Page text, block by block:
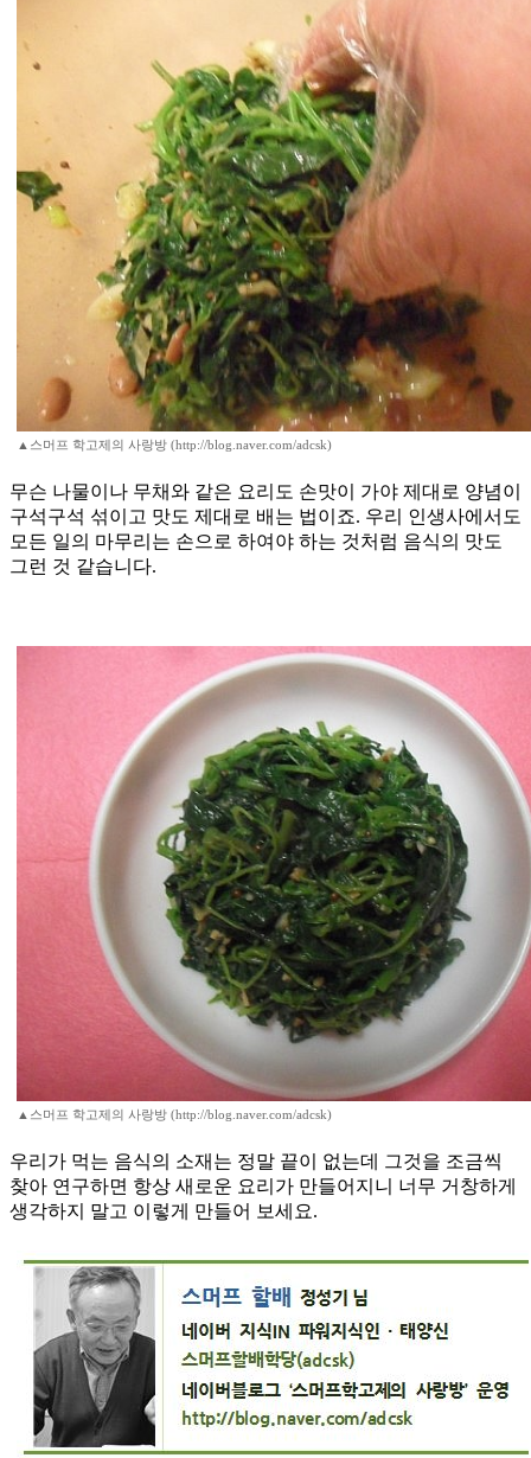
▲스머프 학고제의 사랑방 (http://blog.naver.com/adcsk)
무슨 나물이나 무채와 같은 요리도 손맛이 가야 제대로 양념이
구석구석 섞이고 맛도 제대로 배는 법이죠. 우리 인생사에서도
모든 일의 마무리는 손으로 하여야 하는 것처럼 음식의 맛도
그런 것 같습니다.
▲스머프 학고제의 사랑방 (http://blog.naver.com/adcsk)
우리가 먹는 음식의 소재는 정말 끝이 없는데 그것을 조금씩
찾아 연구하면 항상 새로운 요리가 만들어지니 너무 거창하게
생각하지 말고 이렇게 만들어 보세요.